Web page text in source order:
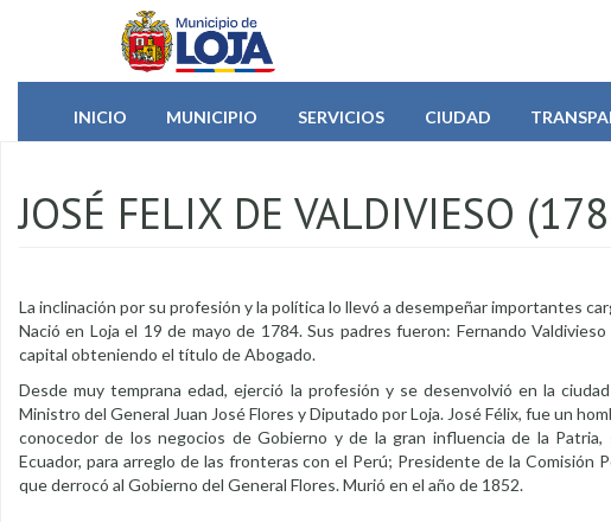
Pasar al contenido principal
INICIO
MUNICIPIO SERVICIOS CIUDAD
JOSÉ FELIX DE VALDIVIESO
La inclinación por su profesión y la política lo llevó a desempeñar importantes
Nació en Loja el 19 de mayo de 1784. Sus padres fueron: Fernando
capital obteniendo el título de Abogado.
Desde muy temprana edad, ejerció la profesión y se desenvolvió en la
Ministro del General Juan José Flores y Diputado por Loja. José Félix, fue un
conocedor de los negocios de Gobierno y de la gran influencia de la
Ecuador, para arreglo de las fronteras con el Perú; Presidente de la
que derrocó al Gobierno del General Flores. Murió en el año de 1852.